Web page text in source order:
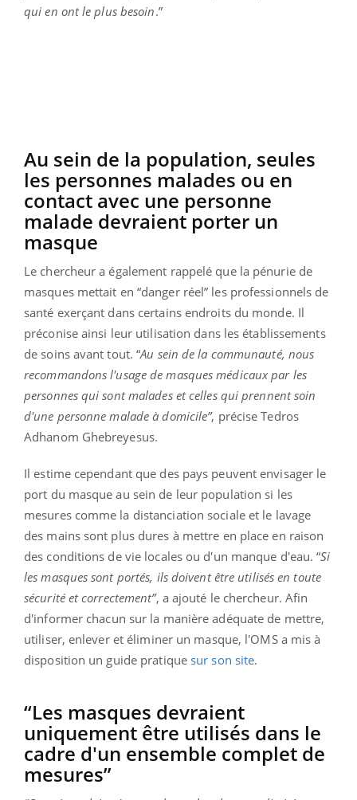
qui en ont le plus besoin.”
Au sein de la population, seules
les personnes malades ou en
contact avec une personne
malade devraient porter un
masque
Le chercheur a également rappelé que la pénurie de
masques mettait en “danger réel” les professionnels de
santé exerçant dans certains endroits du monde. Il
préconise ainsi leur utilisation dans les établissements
de soins avant tout. “Au sein de la communauté, nous
recommandons l'usage de masques médicaux par les
personnes qui sont malades et celles qui prennent soin
d'une personne malade à domicile”, précise Tedros
Adhanom Ghebreyesus.
Il estime cependant que des pays peuvent envisager le
port du masque au sein de leur population si les
mesures comme la distanciation sociale et le lavage
des mains sont plus dures à mettre en place en raison
des conditions de vie locales ou d'un manque d'eau. “Si
les masques sont portés, ils doivent être utilisés en toute
sécurité et correctement”, a ajouté le chercheur. Afin
d'informer chacun sur la manière adéquate de mettre,
utiliser, enlever et éliminer un masque, l'OMS a mis à
disposition un guide pratiquesur son site.
“Les masques devraient
uniquement être utilisés dans le
cadre d'un ensemble complet de
mesures”